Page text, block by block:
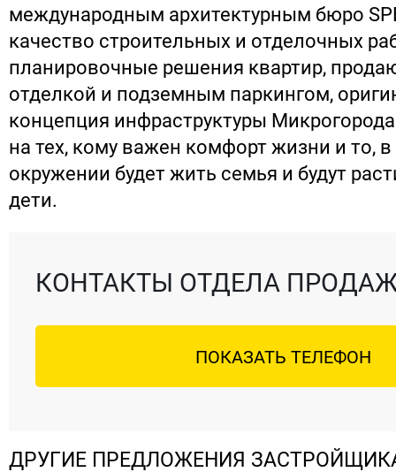
международным архитектурным бюро
качество строительных и отделочных
планировочные решения квартир,
отделкой и подземным паркингом,
концепция инфраструктуры
на тех, кому важен комфорт жизни и то,
окружении будет жить семья и будут
дети.
КОНТАКТЫ ОТДЕЛА
ПОКАЗАТЬ ТЕЛЕФОН
ДРУГИЕ ПРЕДЛОЖЕНИЯ